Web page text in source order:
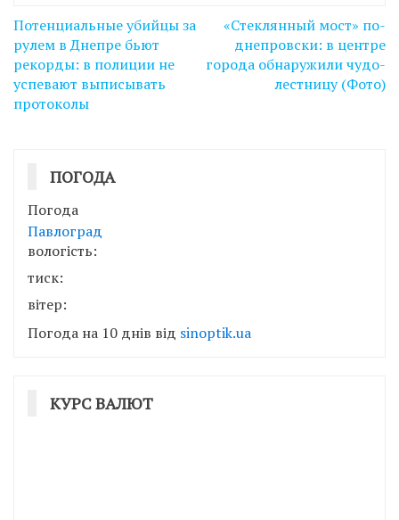
Навігація
записів
Потенциальные убийцы за
рулем в Днепре бьют
рекорды: в полиции не
успевают выписывать
протоколы
«Стеклянный мост» по-
днепровски: в центре
города обнаружили чудо-
лестницу (Фото)
ПОГОДА
Погода
Павлоград
вологість:
тиск:
вітер:
Погода на 10 днів від sinoptik.ua
КУРС ВАЛЮТ